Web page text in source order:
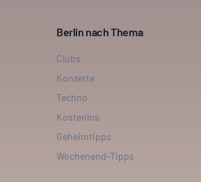
Berlin nach Thema
Clubs
Konzerte
Techno
Kostenlos
Geheimtipps
Wochenend-Tipps